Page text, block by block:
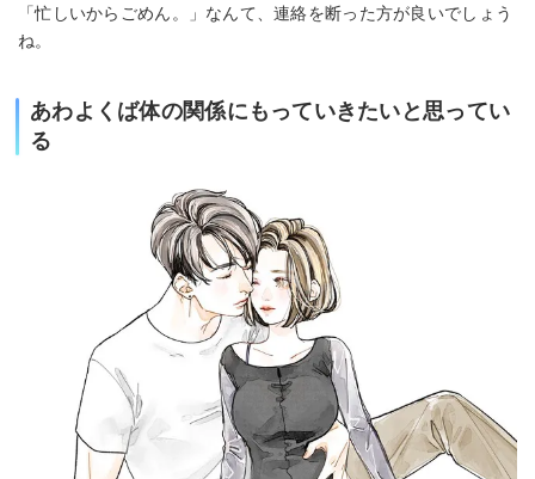
「忙しいからごめん。」なんて、連絡を断った方が良いでしょう
ね。
あわよくば体の関係にもっていきたいと思ってい
る